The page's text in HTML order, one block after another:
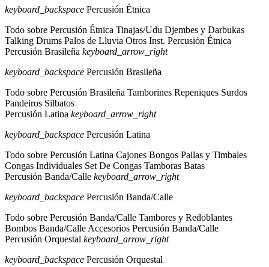
keyboard_backspace Percusión Étnica
Todo sobre Percusión Étnica Tinajas/Udu Djembes y Darbukas
Talking Drums Palos de Lluvia Otros Inst. Percusión Étnica
Percusión Brasileña keyboard_arrow_right
keyboard_backspace Percusión Brasileña
Todo sobre Percusión Brasileña Tamborines Repeniques Surdos
Pandeiros Silbatos
Percusión Latina keyboard_arrow_right
keyboard_backspace Percusión Latina
Todo sobre Percusión Latina Cajones Bongos Pailas y Timbales
Congas Individuales Set De Congas Tamboras Batas
Percusión Banda/Calle keyboard_arrow_right
keyboard_backspace Percusión Banda/Calle
Todo sobre Percusión Banda/Calle Tambores y Redoblantes
Bombos Banda/Calle Accesorios Percusión Banda/Calle
Percusión Orquestal keyboard_arrow_right
keyboard_backspace Percusión Orquestal